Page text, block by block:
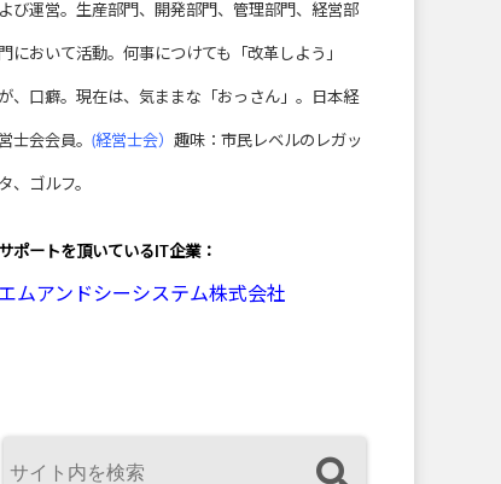
よび運営。生産部門、開発部門、管理部門、経営部
門において活動。何事につけても「改革しよう」
が、口癖。現在は、気ままな「おっさん」。日本経
営士会会員。 (経営士会） 趣味：市民レベルのレガッ
タ、ゴルフ。
サポートを頂いている IT企業：
エムアンドシーシステム株式会社